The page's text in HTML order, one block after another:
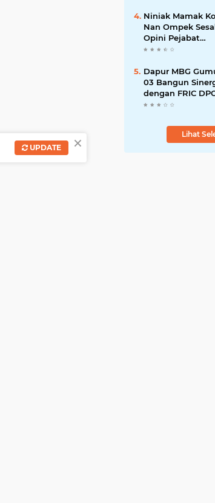
Sanksi Berat
Pidana
Niniak Mamak
Nan Ompek
Opini Pejabat
Payakumbuh Soal
Jabatan
Dapur MBG
03 Bangun
dengan FRIC
Kabupaten Lebak,
SOP BGN Pusat
Lihat
×
UPDATE